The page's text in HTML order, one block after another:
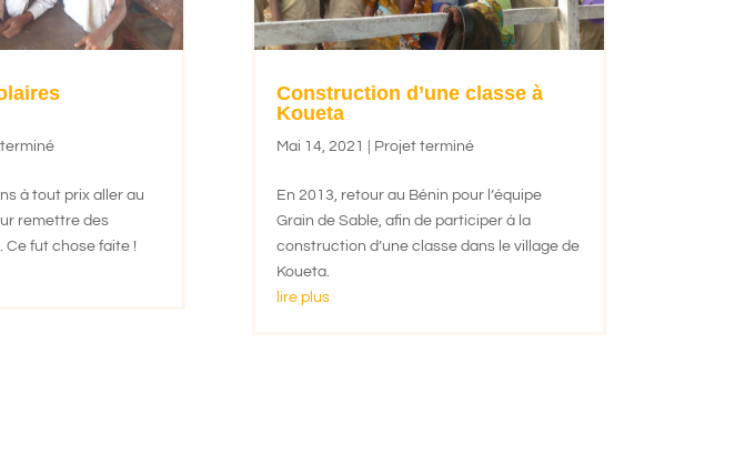
à tout prix aller au
remettre des
Ce fut chose faite !
Construction d’une classe à
Koueta
Mai 14, 2021 Projet terminé
En 2013, retour au Bénin pour l’équipe
Grain de Sable, afin de participer à la
construction d’une classe dans le village de
Koueta.
lire plus